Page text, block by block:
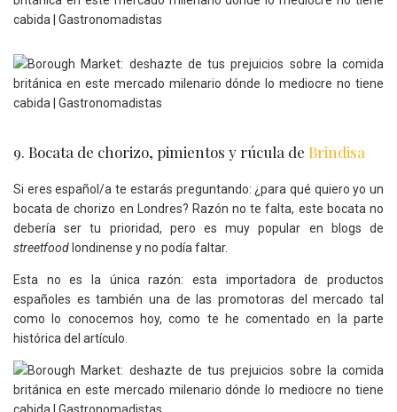
9. Bocata de chorizo, pimientos y rúcula de Brindisa
Si eres español/a te estarás preguntando: ¿para qué quiero yo un
bocata de chorizo en Londres? Razón no te falta, este bocata no
debería ser tu prioridad, pero es muy popular en blogs de
streetfood londinense y no podía faltar.
Esta no es la única razón: esta importadora de productos
españoles es también una de las promotoras del mercado tal
como lo conocemos hoy, como te he comentado en la parte
histórica del artículo.